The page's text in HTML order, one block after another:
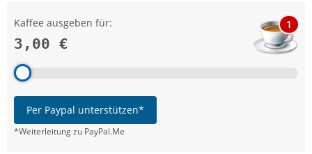
Kaffee ausgeben für:
3,00 €
1
Per Paypal unterstützen*
*Weiterleitung zu PayPal.Me